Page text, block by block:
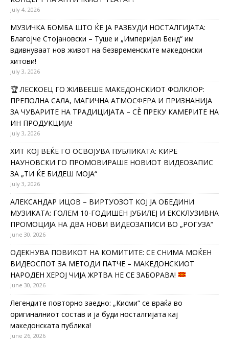
July 4, 2026
МУЗИЧКА БОМБА ШТО ЌЕ ЈА РАЗБУДИ НОСТАЛГИЈАТА:
Благојче Стојановски – Туше и „Империјал Бенд“ им
вдивнуваат нов живот на безвременските македонски
хитови!
July 3, 2026
🏆 ЛЕСКОЕЦ ГО ЖИВЕЕШЕ МАКЕДОНСКИОТ ФОЛКЛОР:
ПРЕПОЛНА САЛА, МАГИЧНА АТМОСФЕРА И ПРИЗНАНИЈА
ЗА ЧУВАРИТЕ НА ТРАДИЦИЈАТА – СÈ ПРЕКУ КАМЕРИТЕ НА
ИН ПРОДУКЦИЈА!
July 3, 2026
ХИТ КОЈ ВЕЌЕ ГО ОСВОЈУВА ПУБЛИКАТА: КИРЕ
НАУНОВСКИ ГО ПРОМОВИРАШЕ НОВИОТ ВИДЕОЗАПИС
ЗА „ТИ ЌЕ БИДЕШ МОЈА“
July 3, 2026
АЛЕКСАНДАР ИЦОВ – ВИРТУОЗОТ КОЈ ЈА ОБЕДИНИ
МУЗИКАТА: ГОЛЕМ 10-ГОДИШЕН ЈУБИЛЕЈ И ЕКСКЛУЗИВНА
ПРОМОЦИЈА НА ДВА НОВИ ВИДЕОЗАПИСИ ВО „РОГУЗА“
June 30, 2026
ОДЕКНУВА ПОВИКОТ НА КОМИТИТЕ: СЕ СНИМА МОЌЕН
ВИДЕОСПОТ ЗА МЕТОДИ ПАТЧЕ – МАКЕДОНСКИОТ
НАРОДЕН ХЕРОЈ ЧИЈА ЖРТВА НЕ СЕ ЗАБОРАВА!
June 30, 2026
Легендите повторно заедно: „Кисми“ се враќа во
оригиналниот состав и ја буди носталгијата кај
македонската публика!
June 26, 2026